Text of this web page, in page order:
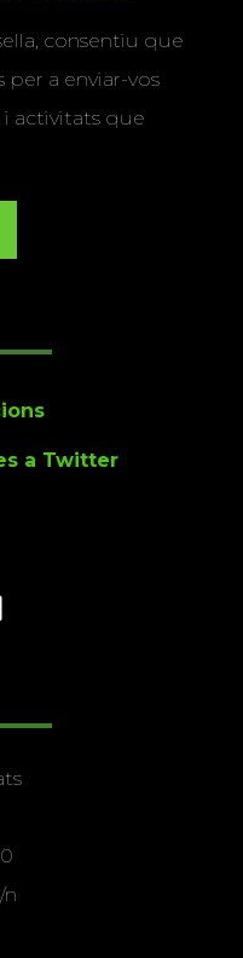
consentiu que
a enviar-vos
i activitats que
a Twitter
n